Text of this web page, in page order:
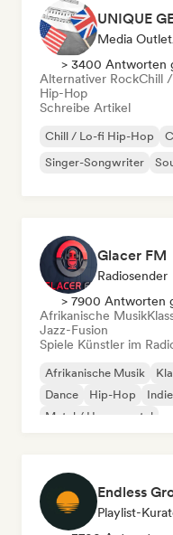
UNIQUE
Media
> 3400 Antworten
Alternativer RockChill
Hip-Hop
Schreibe Artikel
Chill / Lo-fi Hip-Hop
Singer-Songwriter
Glacer FM
Radiosender
> 7900 Antworten
Afrikanische Musik
Jazz-Fusion
Spiele Künstler im
Afrikanische Musik
Dance
Hip-Hop
Metal / Heavy metal
Endless
Playlist-